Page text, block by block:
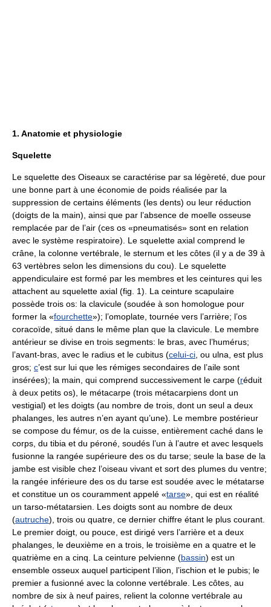
1. Anatomie et physiologie
Squelette
Le squelette des Oiseaux se caractérise par sa légèreté, due pour
une bonne part à une économie de poids réalisée par la
suppression de certains éléments (les dents) ou leur réduction
(doigts de la main), ainsi que par l’absence de moelle osseuse
remplacée par de l’air (ces os «pneumatisés» sont en relation
avec le système respiratoire). Le squelette axial comprend le
crâne, la colonne vertébrale, le sternum et les côtes (il y a de 39 à
63 vertèbres selon les dimensions du cou). Le squelette
appendiculaire est formé par les membres et les ceintures qui les
attachent au squelette axial (fig. 1). La ceinture scapulaire
possède trois os: la clavicule (soudée à son homologue pour
former la «fourchette»); l’omoplate, tournée vers l’arrière; l’os
coracoïde, situé dans le même plan que la clavicule. Le membre
antérieur se divise en trois segments: le bras, avec l’humérus;
l’avant-bras, avec le radius et le cubitus (celui-ci , ou ulna, est plus
gros; c’est sur lui que les rémiges secondaires de l’aile sont
insérées); la main, qui comprend successivement le carpe (réduit
à deux petits os), le métacarpe (trois métacarpiens dont un
vestigial) et les doigts (au nombre de trois, dont un seul a deux
phalanges, les autres n’en ayant qu’une). Le membre postérieur
se compose du fémur, os de la cuisse, entièrement caché dans le
corps, du tibia et du péroné, soudés l’un à l’autre et avec lesquels
fusionne la rangée supérieure des os du tarse; seule la base de la
jambe est visible chez l’oiseau vivant et sort des plumes du ventre;
la rangée inférieure des os du tarse est soudée avec le métatarse
et constitue un os couramment appelé «tarse», qui est en réalité
un tarso-métatarsien. Les doigts sont au nombre de deux
(autruche), trois ou quatre, ce dernier chiffre étant le plus courant.
Le premier doigt, ou pouce, est dirigé vers l’arrière et a deux
phalanges, le deuxième en a trois, le troisième en a quatre et le
quatrième en a cinq. La ceinture pelvienne (bassin) est un
ensemble osseux auquel participent l’ilion, l’ischion et le pubis; le
premier a fusionné avec la colonne vertébrale. Les côtes, au
nombre de six à neuf paires, relient la colonne vertébrale au